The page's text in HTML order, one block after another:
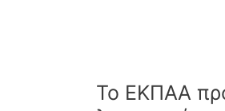
Το ΕΚΠΑΑ